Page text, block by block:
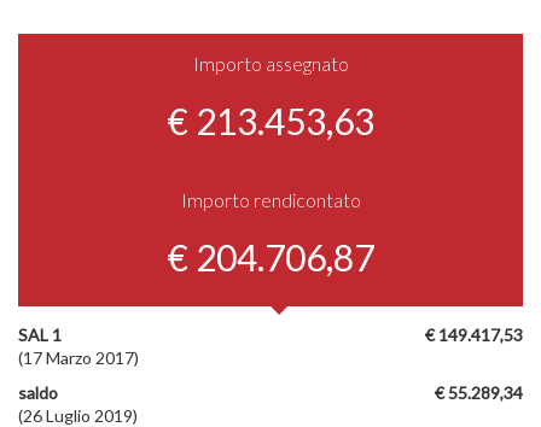
Importo assegnato
€ 213.453,63
Importo rendicontato
€ 204.706,87
€ 149.417,53
SAL 1
(17 Marzo 2017)
€ 55.289,34
saldo
(26 Luglio 2019)